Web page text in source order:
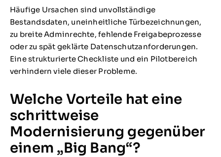
Häufige Ursachen sind unvollständige
Bestandsdaten, uneinheitliche Türbezeichnungen,
zu breite Adminrechte, fehlende Freigabeprozesse
oder zu spät geklärte Datenschutzanforderungen.
Eine strukturierte Checkliste und ein Pilotbereich
verhindern viele dieser Probleme.
Welche Vorteile hat eine
schrittweise
Modernisierung gegenüber
einem „Big Bang“?